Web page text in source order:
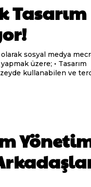
Tasarım
• Tasarım
kullanabilen ve